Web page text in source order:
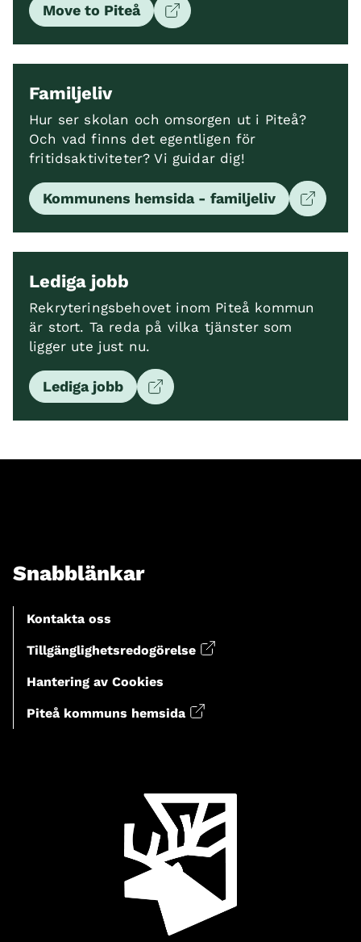
Move to Piteå
Familjeliv
Hur ser skolan och omsorgen ut i Piteå?
Och vad finns det egentligen för
fritidsaktiviteter? Vi guidar dig!
Kommunens hemsida - familjeliv
Lediga jobb
Rekryteringsbehovet inom Piteå kommun
är stort. Ta reda på vilka tjänster som
ligger ute just nu.
Lediga jobb
Snabblänkar
Kontakta oss
Tillgänglighetsredogörelse
Hantering av Cookies
Piteå kommuns hemsida